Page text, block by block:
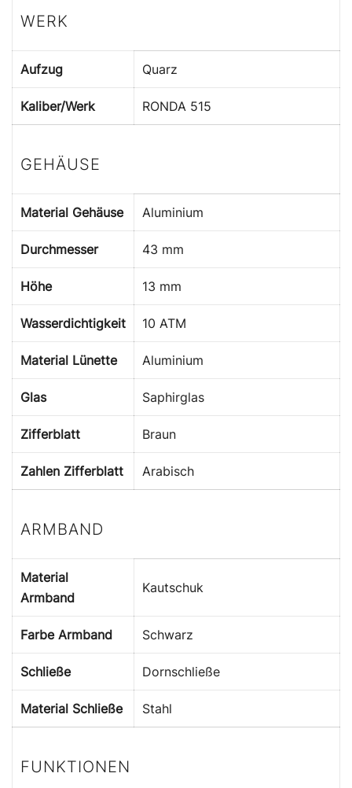
WERK
Aufzug Quarz
Kaliber/Werk RONDA 515
GEHÄUSE
Material Gehäuse Aluminium
Durchmesser 43 mm
Höhe 13 mm
Wasserdichtigkeit 10 ATM
Material Lünette Aluminium
Glas Saphirglas
Zifferblatt Braun
Zahlen Zifferblatt Arabisch
ARMBAND
Material
Armband
Kautschuk
Farbe Armband Schwarz
Schließe Dornschließe
Material Schließe Stahl
FUNKTIONEN